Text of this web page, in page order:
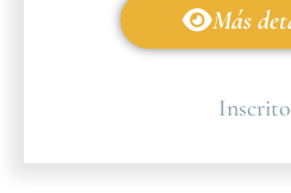
Más